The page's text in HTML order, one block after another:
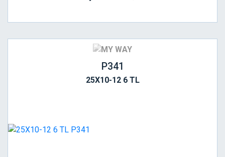
P341
25X10-12 6 TL